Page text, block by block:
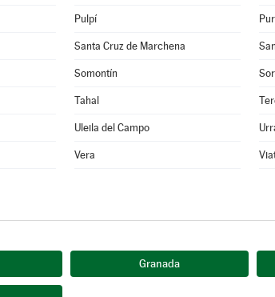
Pulpí
Santa Cruz de Marchena
Somontín
Tahal
Uleila del Campo
Vera
Granada